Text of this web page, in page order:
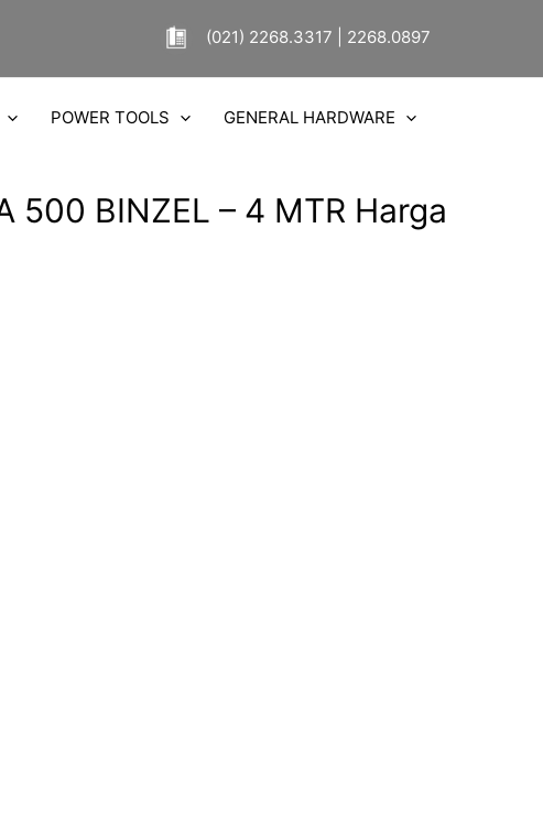
(021) 2268.3317 | 2268.0897
POWER TOOLS GENERAL HARDWARE
500 BINZEL – 4 MTR Harga